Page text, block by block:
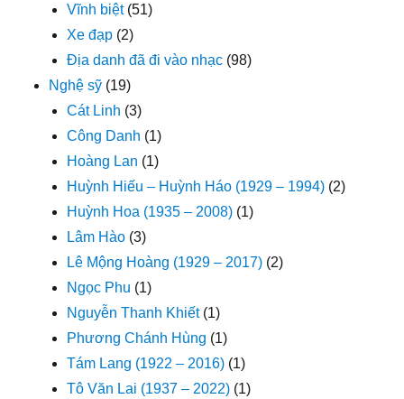
Vĩnh biệt(51)
Xe đạp (2)
Địa danh đã đi vào nhạc (98)
Nghệ sỹ (19)
Cát Linh (3)
Công Danh (1)
Hoàng Lan (1)
Huỳnh Hiếu – Huỳnh Háo (1929 – 1994) (2)
Huỳnh Hoa (1935 – 2008) (1)
Lâm Hào (3)
Lê Mộng Hoàng (1929 – 2017) (2)
Ngọc Phu (1)
Nguyễn Thanh Khiết(1)
Phương Chánh Hùng (1)
Tám Lang (1922 – 2016) (1)
Tô Văn Lai (1937 – 2022) (1)